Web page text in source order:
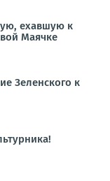
ехавшую к
Маячке
Зеленского к